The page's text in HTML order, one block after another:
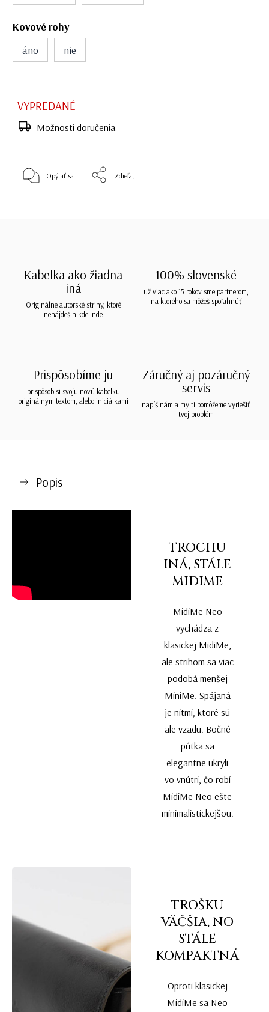
Kovové rohy
áno
nie
VYPREDANÉ
Možnosti doručenia
Opýtať sa Zdieľať
Kabelka ako žiadna
iná
Originálne autorské strihy, ktoré
nenájdeš nikde inde
100% slovenské
už viac ako 15 rokov sme partnerom,
na ktorého sa môžeš spoľahnúť
Prispôsobíme ju
prispôsob si svoju novú kabelku
originálnym textom, alebo iniciálkami
Záručný aj pozáručný
servis
napíš nám a my ti pomôžeme vyriešiť
tvoj problém
Popis
TROCHU
INÁ, STÁLE
MIDIME
MidiMe Neo
vychádza z
klasickej MidiMe,
ale strihom sa viac
podobá menšej
MiniMe. Spájaná
je nitmi, ktoré sú
ale vzadu. Bočné
pútka sa
elegantne ukryli
vo vnútri, čo robí
MidiMe Neo ešte
minimalistickejšou.
TROŠKU
VÄČŠIA, NO
STÁLE
KOMPAKTNÁ
Oproti klasickej
MidiMe sa Neo